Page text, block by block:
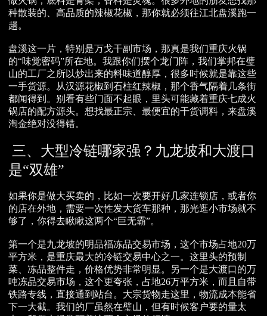
种散装的、高品质的辣椒花椒，那你就必须往江北盘溪跑一
趟。
盘溪这一片，特别是万戈干副市场，那真是我们重庆火锅
的“味觉密码”所在地。我跟你们摆个龙门阵，我们掌邦在璧
山的工厂之所以炒出来的料味道醇厚，很多时候就是靠这些
一手货源。从汉源花椒到石柱红辣椒，那个香气隔着几条街
都闻得到。别看有些门面不起眼，里头可能藏着重庆七成火
锅店的配方源头。想找最正宗、最便宜的干货调料，来盘溪
淘金绝对没得错。
三、大型冷链哪家强？九龙坡和大渡口
是“双雄”
如果你是做大买卖的，比如一次要开好几家连锁店，或者你
的店在外地，需要一次性发大货车那种，那光逛小市场就不
够了，你得去瞅瞅这两个“巨无霸”。
第一个是九龙坡的明品福冻品交易市场，这个市场占地20万
平方米，是重庆最大的冷链交易中心之一。这里头的预制
菜、冻品整件走，价格优势非常明显。另一个是大渡口的万
吨冻品交易市场，这个更夸张，占地26万平方米，而且自带
铁路专线，直接通到站台。大宗货物走这里，物流成本能省
下一大截。我们的厂虽然在璧山，但有时候客户要的量太